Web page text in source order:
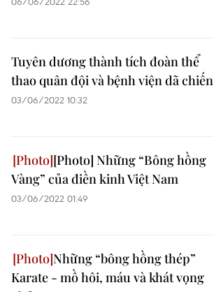
Tuyên dương thành tích đoàn thể
thao quân đội và bệnh viện dã chiến
03/06/2022 10:32
[Photo] Những “Bông hồng
Vàng” của điền kinh Việt Nam
03/06/2022 01:49
Những “bông hồng thép”
Karate - mồ hôi, máu và khát vọng